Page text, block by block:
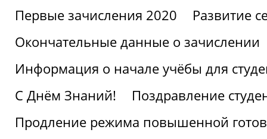
Первые зачисления 2020
Развитие
Окончательные данные о зачислении
Информация о начале учёбы для
С Днём Знаний!
Поздравление
Продление режима повышенной